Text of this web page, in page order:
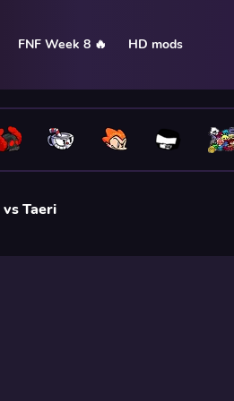
FNF Week 8 🔥 HD mods
vs Taeri